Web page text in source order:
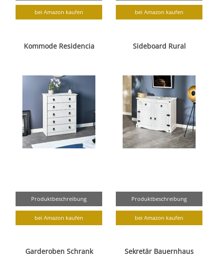
bei Amazon kaufen bei Amazon kaufen
Kommode Residencia
Produktbeschreibung
bei Amazon kaufen
Sideboard Rural
Produktbeschreibung
bei Amazon kaufen
Garderoben Schrank Sekretär Bauernhaus